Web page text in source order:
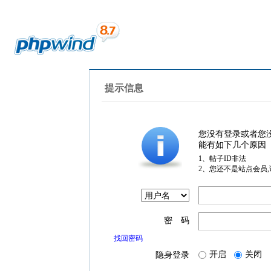
提示信息
您没有登录或者您
能有如下几个原因
1、帖子ID非法
2、您还不是站点会员
密 码
找回密码
隐身登录 开启 关闭